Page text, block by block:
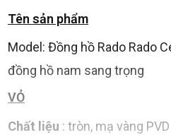
Tên sản phẩm
Model: Đồng hồ Rado Rado
đồng hồ nam sang trọng
VỎ
Chất liệu : tròn, mạ vàng PVD